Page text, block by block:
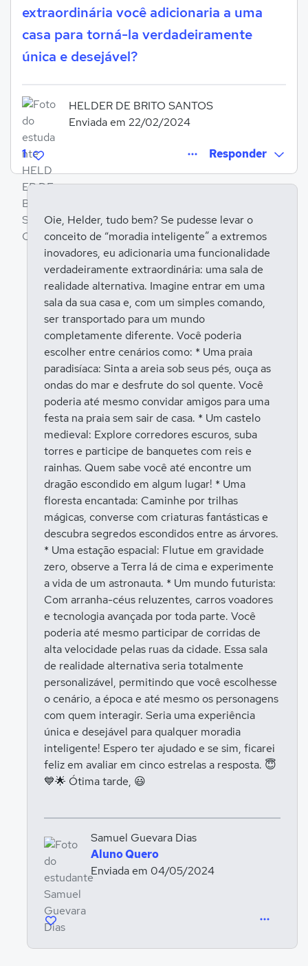
extraordinária você adicionaria a uma
casa para torná-la verdadeiramente
única e desejável?
HELDER DE BRITO SANTOS
Enviada em 22/02/2024
1 Responder
Entrar para responder
Oie, Helder, tudo bem? Se pudesse levar o
conceito de “moradia inteligente” a extremos
inovadores, eu adicionaria uma funcionalidade
verdadeiramente extraordinária: uma sala de
realidade alternativa. Imagine entrar em uma
sala da sua casa e, com um simples comando,
ser transportado para um mundo
completamente diferente. Você poderia
escolher entre cenários como: * Uma praia
paradisíaca: Sinta a areia sob seus pés, ouça as
ondas do mar e desfrute do sol quente. Você
poderia até mesmo convidar amigos para uma
festa na praia sem sair de casa. * Um castelo
medieval: Explore corredores escuros, suba
torres e participe de banquetes com reis e
rainhas. Quem sabe você até encontre um
dragão escondido em algum lugar! * Uma
floresta encantada: Caminhe por trilhas
mágicas, converse com criaturas fantásticas e
descubra segredos escondidos entre as árvores.
* Uma estação espacial: Flutue em gravidade
zero, observe a Terra lá de cima e experimente
a vida de um astronauta. * Um mundo futurista:
Com arranha-céus reluzentes, carros voadores
e tecnologia avançada por toda parte. Você
poderia até mesmo participar de corridas de
alta velocidade pelas ruas da cidade. Essa sala
de realidade alternativa seria totalmente
personalizável, permitindo que você escolhesse
o cenário, a época e até mesmo os personagens
com quem interagir. Seria uma experiência
única e desejável para qualquer moradia
inteligente! Espero ter ajudado e se sim, ficarei
feliz em avaliar em cinco estrelas a resposta. 😇
💙🌟 Ótima tarde, 😃
Samuel Guevara Dias
Aluno Quero
Enviada em 04/05/2024